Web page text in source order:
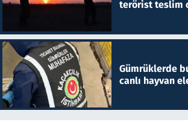
terörist teslim
Gümrüklerde
canlı hayvan